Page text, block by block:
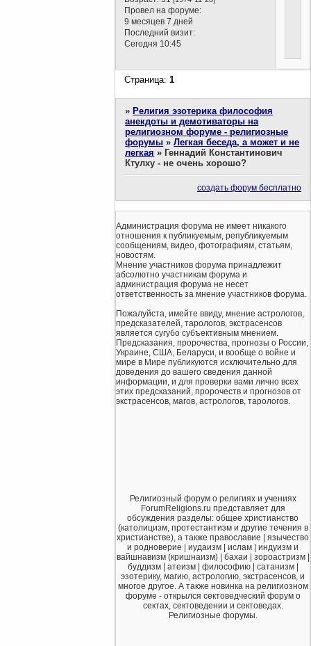
Провел на форуме:
9 месяцев 7 дней
Последний визит:
Сегодня 10:45
Страница:1
» Религия эзотерика философия
анекдоты и демотиваторы на
религиозном форуме - религиозные
форумы »Легкая беседа, а может и не
легкая » Геннадий Константинович
Ктулху - не очень хорошо?
создать форум бесплатно
Администрация форума не имеет никакого
отношения к публикуемым, републикуемым
сообщениям, видео, фотографиям, статьям,
новостям.
Мнение участников форума принадлежит
абсолютно участникам форума и
администрация форума не несет
ответственность за мнение участников форума.
Пожалуйста, имейте ввиду, мнение астрологов,
предсказателей, тарологов, экстрасенсов
является сугубо субъективным мнением.
Предсказания, пророчества, прогнозы о России,
Украине, США, Беларуси, и вообще о войне и
мире в Мире публикуются исключительно для
доведения до вашего сведения данной
информации, и для проверки вами лично всех
этих предсказаний, пророчеств и прогнозов от
экстрасенсов, магов, астрологов, тарологов.
Религиозный форум о религиях и учениях
ForumReligions.ru представляет для
обсуждения разделы: общее христианство
(католицизм, протестантизм и другие течения в
христианстве), а также православие | язычество
и родноверие | иудаизм | ислам | индуизм и
вайшнавизм (кришнаизм) | бахаи | зороастризм |
буддизм | атеизм | философию | сатанизм |
эзотерику, магию, астрологию, экстрасенсов, и
многое другое. А также новинка на религиозном
форуме - открылся сектоведческий форум о
сектах, сектоведении и сектоведах.
Религиозные форумы.